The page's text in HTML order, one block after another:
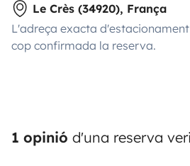
Le Crès (34920), França
L'adreça exacta
cop confirmada la reserva.
1 opinió d'una reserva